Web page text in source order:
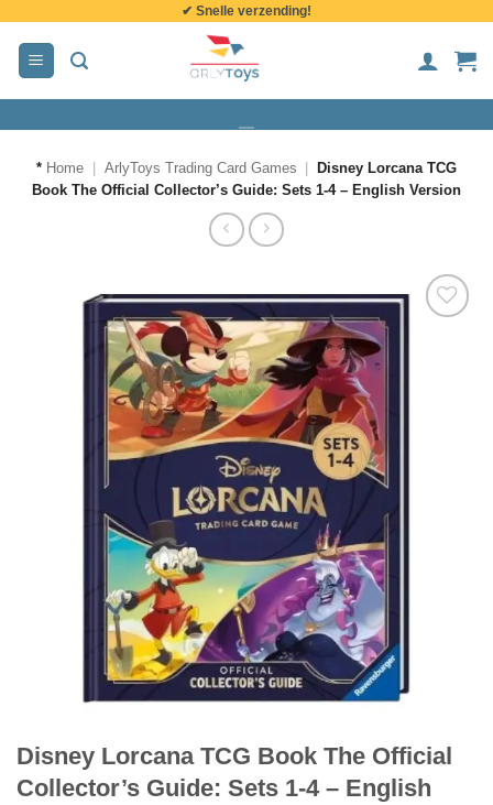
inhoud
✔ Snelle verzending!
* Home ArlyToys Trading Card Games
Disney Lorcana TCG
Book The Official Collector’s Guide: Sets 1-4 – English Version
Disney Lorcana TCG Book The Official
Collector’s Guide: Sets 1-4 – English